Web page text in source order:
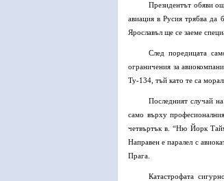
Президентът обяви
авиация в Русия трябва да
Ярославъл ще се заеме
След поредицата
ограничения за
Ту-134, тъй като те са
Последният случай
само върху
четвъртък в. “Ню Йорк
Направен е паралел с
Прага.
Катастрофата